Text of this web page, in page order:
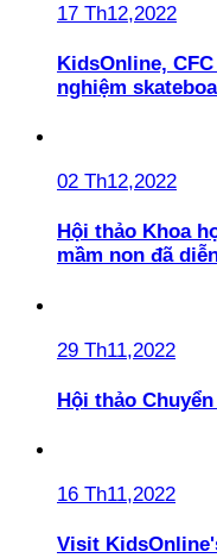
17 Th12,2022
KidsOnline,
nghiệm
02 Th12,2022
Hội thảo Khoa
mầm non đã
29 Th11,2022
Hội thảo
16 Th11,2022
Visit